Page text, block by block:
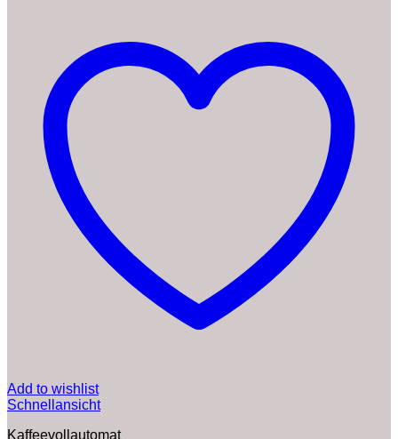
Add to wishlist
Schnellansicht
Kaffeevollautomat